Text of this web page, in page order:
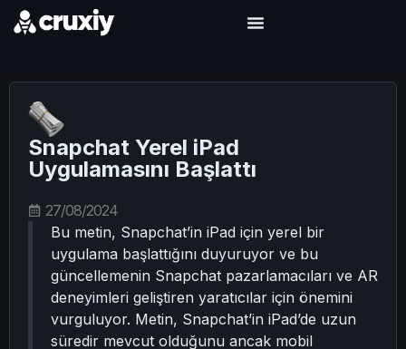
Snapchat Yerel iPad
Uygulamasını Başlattı
27/08/2024
Bu metin, Snapchat’in iPad için yerel bir
uygulama başlattığını duyuruyor ve bu
güncellemenin Snapchat pazarlamacıları ve AR
deneyimleri geliştiren yaratıcılar için önemini
vurguluyor. Metin, Snapchat’in iPad’de uzun
süredir mevcut olduğunu ancak mobil